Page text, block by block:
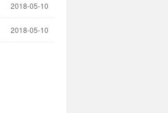
2018-05-10
2018-05-10